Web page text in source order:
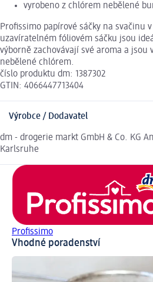
vyrobeno z chlórem nebělené
Profissimo papírové sáčky na svačinu
uzavíratelném fóliovém sáčku jsou
výborně zachovávají své aroma a jsou
nebělené chlórem.
číslo produktu dm: 1387302
GTIN: 4066447713404
Výrobce / Dodavatel
dm - drogerie markt GmbH & Co. KG
Karlsruhe
Profissimo
Vhodné poradenství